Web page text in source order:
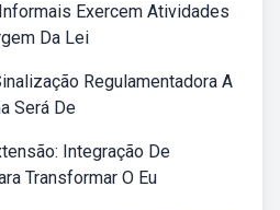
Exercem Atividades
Da Lei
Regulamentadora A
Será De
Integração De
Transformar O Eu